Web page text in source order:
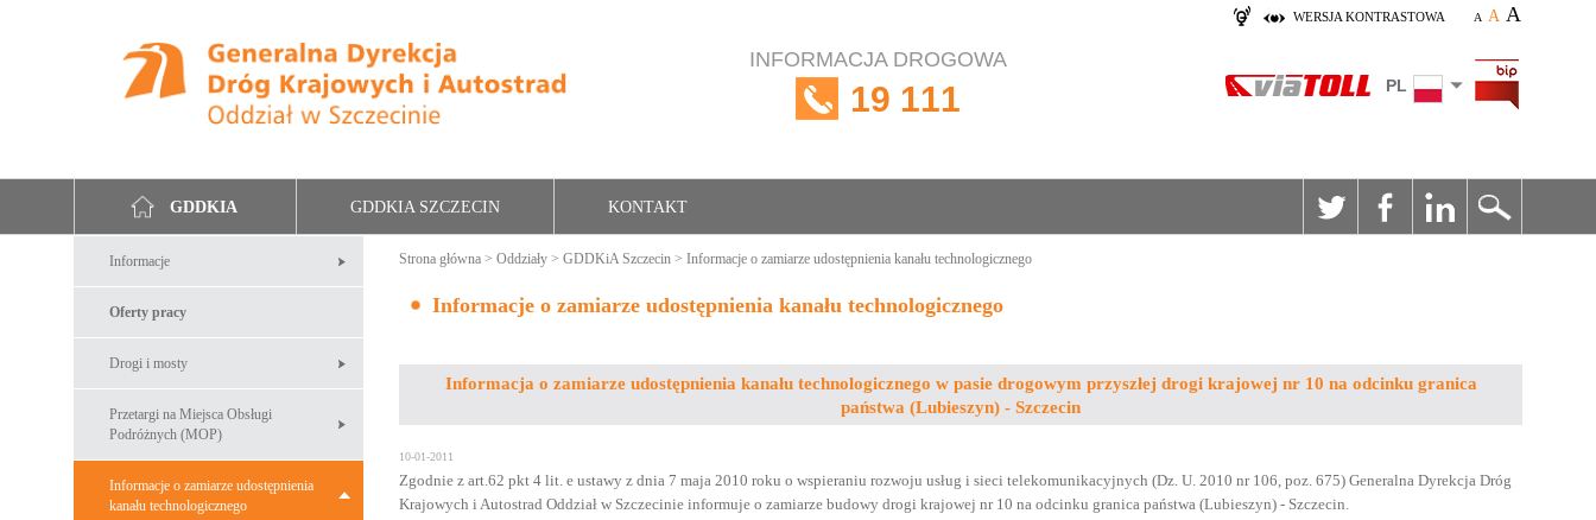
WERSJA KONTRASTOWA A A A
INFORMACJA DROGOWA
19 111 PL
GDDKIA GDDKIA SZCZECIN KONTAKT
Informacje
Oferty pracy
Drogi i mosty
Przetargi na Miejsca Obsługi
Podróżnych (MOP)
Informacje o zamiarze udostępnienia
kanału technologicznego
Strona główna > Oddziały > GDDKiA Szczecin > Informacje o zamiarze udostępnienia kanału technologicznego
Informacje o zamiarze udostępnienia kanału technologicznego
Informacja o zamiarze udostępnienia kanału technologicznego w pasie drogowym przyszłej drogi krajowej nr 10 na odcinku granica
państwa (Lubieszyn) - Szczecin
10-01-2011
Zgodnie z art.62 pkt 4 lit. e ustawy z dnia 7 maja 2010 roku o wspieraniu rozwoju usług i sieci telekomunikacyjnych (Dz. U. 2010 nr 106, poz. 675) Generalna Dyrekcja Dróg
Krajowych i Autostrad Oddział w Szczecinie informuje o zamiarze budowy drogi krajowej nr 10 na odcinku granica państwa (Lubieszyn) - Szczecin.